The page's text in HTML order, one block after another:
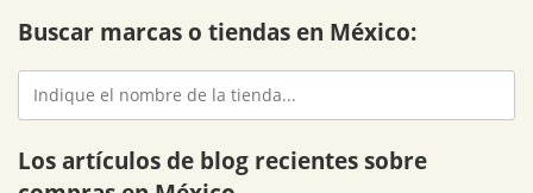
Buscar marcas o tiendas en México:
Los artículos de blog recientes sobre